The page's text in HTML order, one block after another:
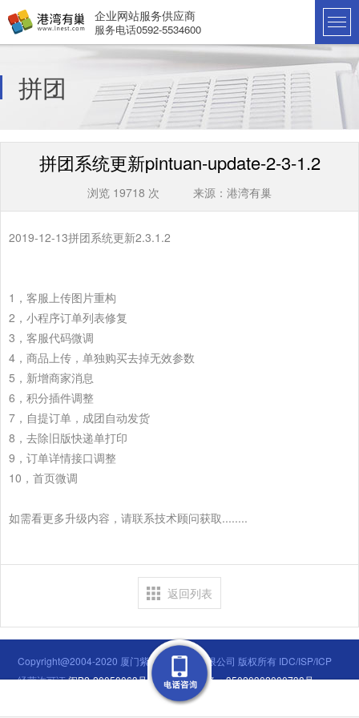
企业网站服务供应商
服务电话0592-5534600
拼团
拼团系统更新pintuan-update-2-3-1.2
浏览 19718 次 来源：港湾有巢
2019-12-13拼团系统更新2.3.1.2
1，客服上传图片重构
2，小程序订单列表修复
3，客服代码微调
4，商品上传，单独购买去掉无效参数
5，新增商家消息
6，积分插件调整
7，自提订单，成团自动发货
8，去除旧版快递单打印
9，订单详情接口调整
10，首页微调
如需看更多升级内容，请联系技术顾问获取........
返回列表
Copyright@2004-2020 厦门紫竹数码科技有限公司 版权所有 IDC/ISP/ICP
经营许可证闽B2-20050063号 闽公网安备：35020302000738号